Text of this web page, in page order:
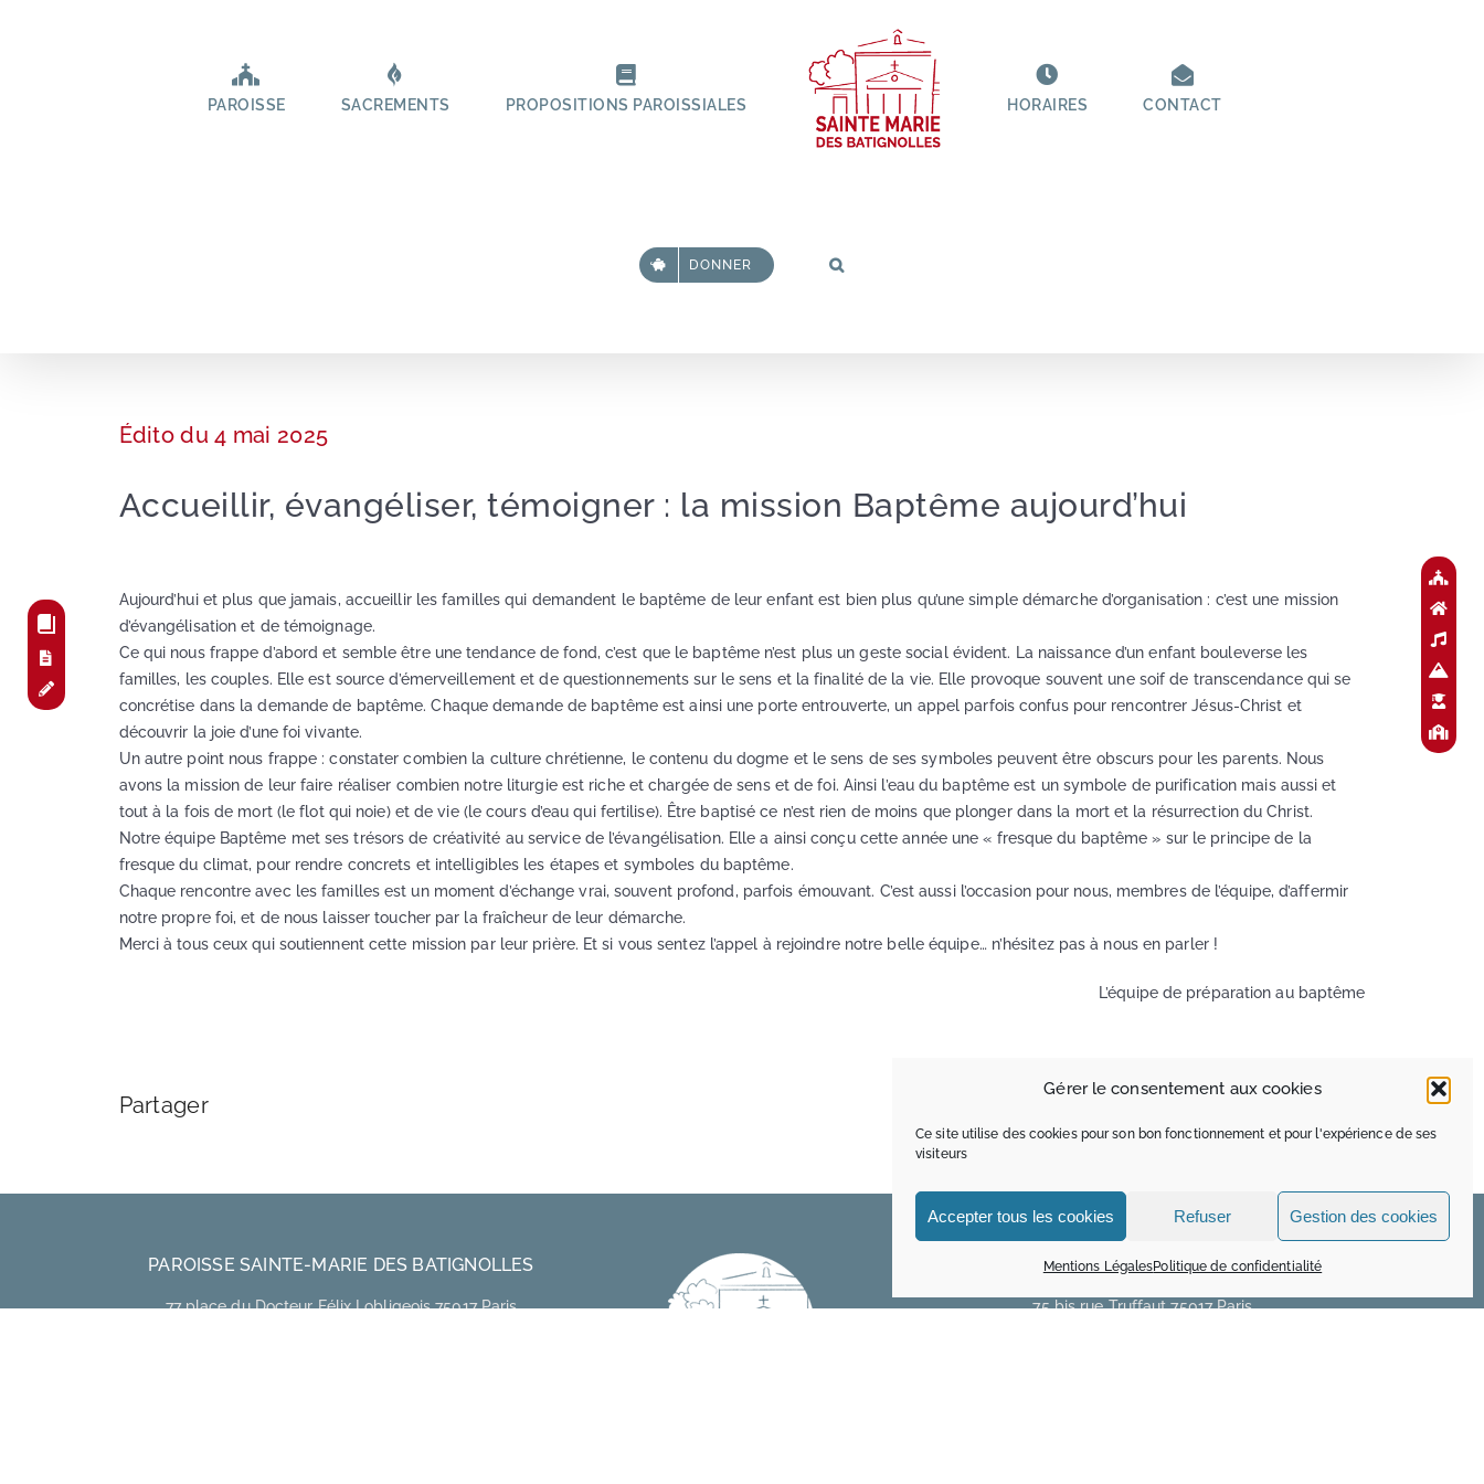
Gérer le consentement aux cookies
Ce site utilise des cookies pour son bon fonctionnement et pour l'expérience de ses
visiteurs
Accepter tous les cookies Refuser Gestion des cookies
Mentions LégalesPolitique de confidentialité
PAROISSE SACREMENTS PROPOSITIONS PAROISSIALES HORAIRES CONTACT
DONNER
Édito du 4 mai 2025
Accueillir, évangéliser, témoigner : la mission Baptême aujourd’hui
Aujourd’hui et plus que jamais, accueillir les familles qui demandent le baptême de leur enfant est bien plus qu’une simple démarche d’organisation : c’est une mission
d’évangélisation et de témoignage.
Ce qui nous frappe d’abord et semble être une tendance de fond, c’est que le baptême n’est plus un geste social évident. La naissance d’un enfant bouleverse les
familles, les couples. Elle est source d’émerveillement et de questionnements sur le sens et la finalité de la vie. Elle provoque souvent une soif de transcendance qui se
concrétise dans la demande de baptême. Chaque demande de baptême est ainsi une porte entrouverte, un appel parfois confus pour rencontrer Jésus-Christ et
découvrir la joie d’une foi vivante.
Un autre point nous frappe : constater combien la culture chrétienne, le contenu du dogme et le sens de ses symboles peuvent être obscurs pour les parents. Nous
avons la mission de leur faire réaliser combien notre liturgie est riche et chargée de sens et de foi. Ainsi l’eau du baptême est un symbole de purification mais aussi et
tout à la fois de mort (le flot qui noie) et de vie (le cours d’eau qui fertilise). Être baptisé ce n’est rien de moins que plonger dans la mort et la résurrection du Christ.
Notre équipe Baptême met ses trésors de créativité au service de l’évangélisation. Elle a ainsi conçu cette année une « fresque du baptême » sur le principe de la
fresque du climat, pour rendre concrets et intelligibles les étapes et symboles du baptême.
Chaque rencontre avec les familles est un moment d’échange vrai, souvent profond, parfois émouvant. C’est aussi l’occasion pour nous, membres de l’équipe, d’affermir
notre propre foi, et de nous laisser toucher par la fraîcheur de leur démarche.
Merci à tous ceux qui soutiennent cette mission par leur prière. Et si vous sentez l’appel à rejoindre notre belle équipe… n’hésitez pas à nous en parler !
L’équipe de préparation au baptême
Partager
PAROISSE SAINTE-MARIE DES BATIGNOLLES
77 place du Docteur Félix Lobligeois 75017 Paris
MAISON SAINTE MARIE
75 bis rue Truffaut 75017 Paris